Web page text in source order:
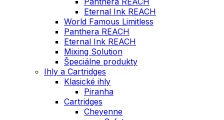
Eternal Ink REACH
World Famous Limitless
Panthera REACH
Eternal Ink REACH
Mixing Solution
Špeciálne produkty
Ihly a Cartridges
Klasické ihly
Piranha
Cartridges
Cheyenne